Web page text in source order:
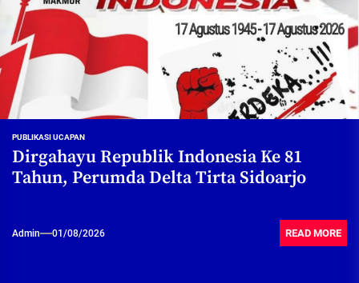
PUBLIKASI UCAPAN
Dirgahayu Republik Indonesia Ke 81
Tahun, Perumda Delta Tirta Sidoarjo
Admin 01/08/2026 READ MORE